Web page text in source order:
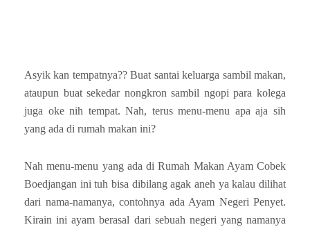
Asyik kan tempatnya?? Buat santai keluarga sambil makan,
ataupun buat sekedar nongkron sambil ngopi para kolega
juga oke nih tempat. Nah, terus menu-menu apa aja sih
yang ada di rumah makan ini?
Nah menu-menu yang ada di Rumah Makan Ayam Cobek
Boedjangan ini tuh bisa dibilang agak aneh ya kalau dilihat
dari nama-namanya, contohnya ada Ayam Negeri Penyet.
Kirain ini ayam berasal dari sebuah negeri yang namanya